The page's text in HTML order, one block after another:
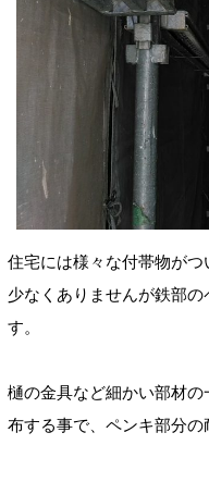
住宅には様々な付帯物が
少なくありませんが鉄部
す。
樋の金具など細かい部材
布する事で、ペンキ部分の